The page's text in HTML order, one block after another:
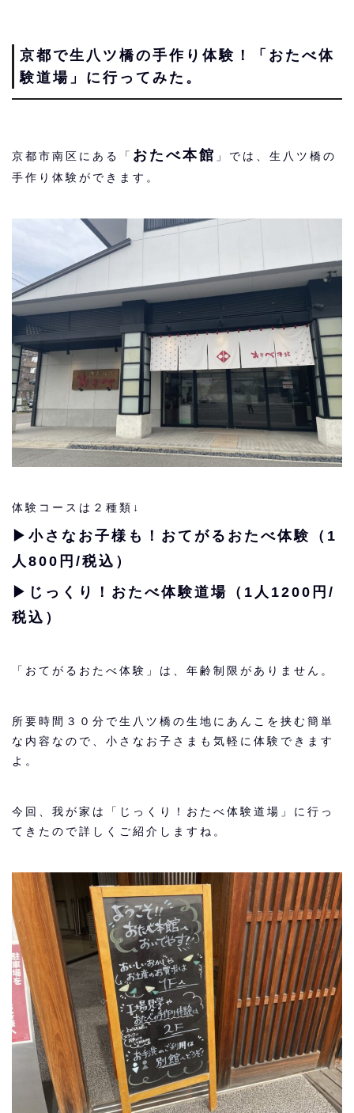
京都で生八ツ橋の手作り体験！「おたべ体
験道場」に行ってみた。
京都市南区にある「 おたべ本館 」では、生八ツ橋の
手作り体験ができます。
体験コースは２種類↓
▶︎小さなお子様も！おてがるおたべ体験（1
人800円/税込）
▶︎じっくり！おたべ体験道場（1人1200円/
税込）
「おてがるおたべ体験」は、年齢制限がありません。
所要時間３０分で生八ツ橋の生地にあんこを挟む簡単
な内容なので、小さなお子さまも気軽に体験できます
よ。
今回、我が家は「じっくり！おたべ体験道場」に行っ
てきたので詳しくご紹介しますね。